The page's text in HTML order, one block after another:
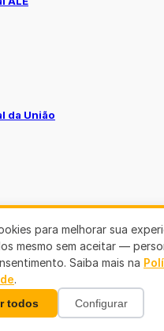
da União
RO para melhorar sua
mesmo sem aceitar —
Saiba mais na
.
todos Configurar